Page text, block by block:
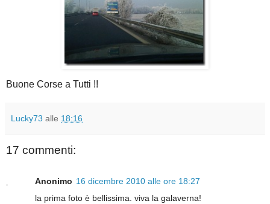
Buone Corse a Tutti !!
Lucky73 alle 18:16
17 commenti:
Anonimo 16 dicembre 2010 alle ore 18:27
la prima foto è bellissima. viva la galaverna!